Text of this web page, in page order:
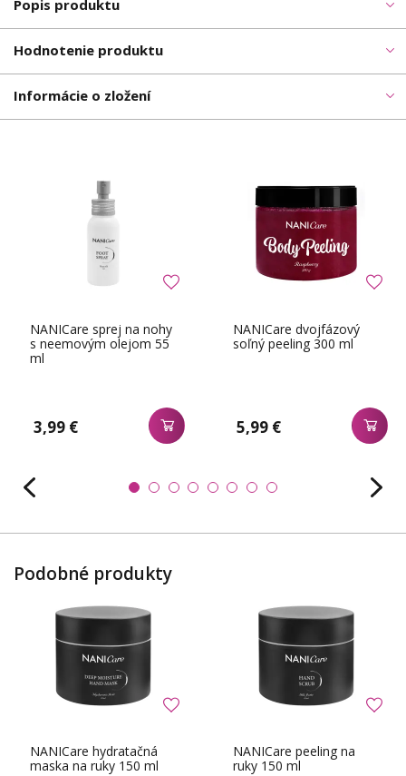
Popis produktu
Hodnotenie produktu
Informácie o zložení
NANICare sprej na nohy
s neemovým olejom 55
ml
3,99 €
NANICare dvojfázový
soľný peeling 300 ml
5,99 €
Podobné produkty
NANICare hydratačná
maska na ruky 150 ml
NANICare peeling na
ruky 150 ml